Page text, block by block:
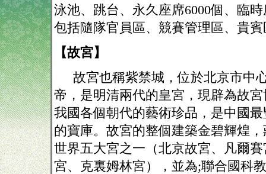
泳池、跳台、永久座席6000個、臨
包括隨隊官員區、競賽管理區、貴
【故宮】
故宮也稱紫禁城，位於北京市中
帝，是明清兩代的皇宮，現辟為故
我國各個朝代的藝術珍品，是中國
的寶庫。故宮的整個建築金碧輝煌
世界五大宮之一（北京故宮、凡爾
宮、克裏姆林宮），並為;聯合國科